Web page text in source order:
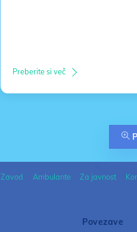
Preberite si več
Zavod Ambulante Za javnost
Povezave